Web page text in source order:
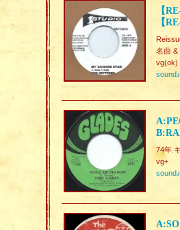
【
【
名曲 &
vg(ok)
sound♪
74年.
vg+
sound♪